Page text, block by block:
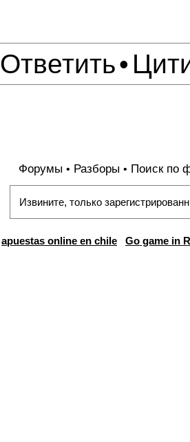
Ответить•
Форумы • Разборы • Поиск по
Извините, только
apuestas online en chile Go game in